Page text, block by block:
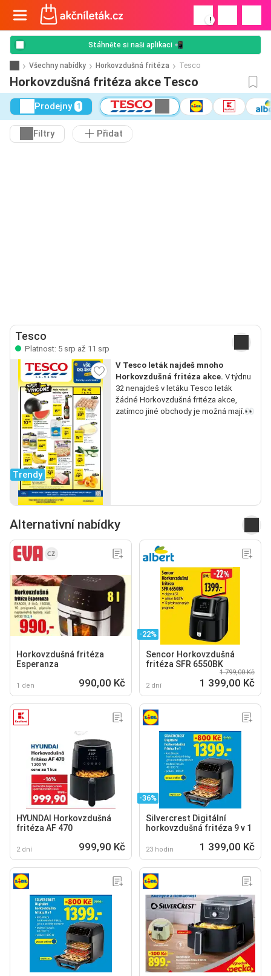
!
Stáhněte si naši aplikaci 📲
Všechny nabídky Horkovzdušná fritéza Tesco
Horkovzdušná fritéza akce Tesco
Prodejny 1
Filtry Přidat
Tesco
Platnost: 5 srp až 11 srp
Trendy
V Tesco leták najdeš mnoho
Horkovzdušná fritéza akce. V týdnu
32 nenajdeš v letáku Tesco leták
žádné Horkovzdušná fritéza akce,
zatímco jiné obchody je možná mají.👀
Alternativní nabídky
Horkovzdušná fritéza
Esperanza
1 den 990,00 Kč
-22%
Sencor Horkovzdušná
fritéza SFR 6550BK
2 dní
1 799,00 Kč
1 399,00 Kč
HYUNDAI Horkovzdušná
fritéza AF 470
2 dní 999,90 Kč
-36%
Silvercrest Digitální
horkovzdušná fritéza 9 v 1
23 hodin 1 399,00 Kč